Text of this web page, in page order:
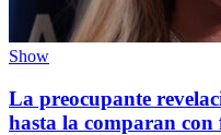
Show
La preocupante
hasta la comparan con